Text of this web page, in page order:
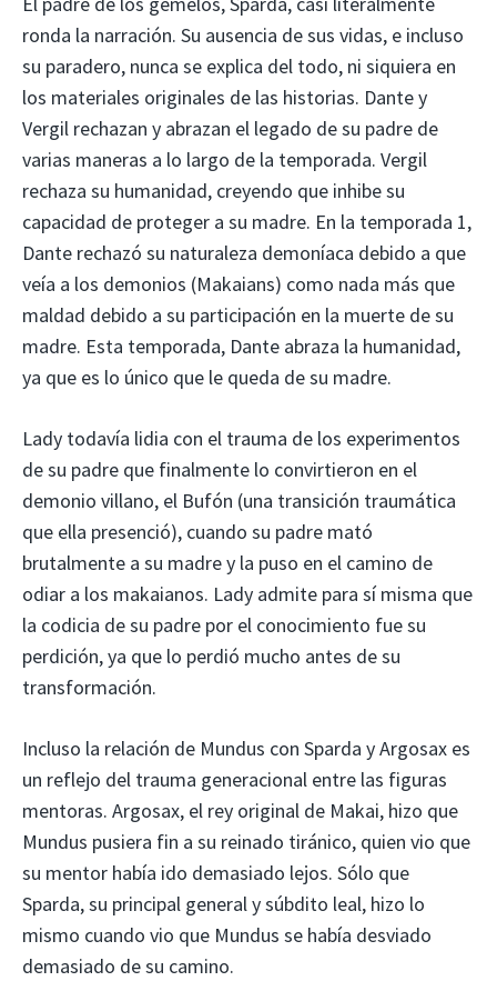
ronda la narración. Su ausencia de sus vidas, e incluso
su paradero, nunca se explica del todo, ni siquiera en
los materiales originales de las historias. Dante y
Vergil rechazan y abrazan el legado de su padre de
varias maneras a lo largo de la temporada. Vergil
rechaza su humanidad, creyendo que inhibe su
capacidad de proteger a su madre. En la temporada 1,
Dante rechazó su naturaleza demoníaca debido a que
veía a los demonios (Makaians) como nada más que
maldad debido a su participación en la muerte de su
madre. Esta temporada, Dante abraza la humanidad,
ya que es lo único que le queda de su madre.
Lady todavía lidia con el trauma de los experimentos
de su padre que finalmente lo convirtieron en el
demonio villano, el Bufón (una transición traumática
que ella presenció), cuando su padre mató
brutalmente a su madre y la puso en el camino de
odiar a los makaianos. Lady admite para sí misma que
la codicia de su padre por el conocimiento fue su
perdición, ya que lo perdió mucho antes de su
transformación.
Incluso la relación de Mundus con Sparda y Argosax es
un reflejo del trauma generacional entre las figuras
mentoras. Argosax, el rey original de Makai, hizo que
Mundus pusiera fin a su reinado tiránico, quien vio que
su mentor había ido demasiado lejos. Sólo que
Sparda, su principal general y súbdito leal, hizo lo
mismo cuando vio que Mundus se había desviado
demasiado de su camino.